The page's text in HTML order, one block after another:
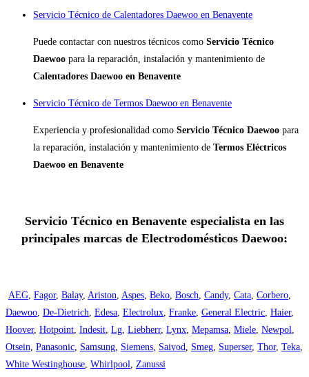
Servicio Técnico de Calentadores Daewoo en Benavente
Puede contactar con nuestros técnicos como Servicio Técnico
Daewoo para la reparación, instalación y mantenimiento de
Calentadores Daewoo en Benavente
Servicio Técnico de Termos Daewoo en Benavente
Experiencia y profesionalidad como Servicio Técnico Daewoo para
la reparación, instalación y mantenimiento de Termos Eléctricos
Daewoo en Benavente
Servicio Técnico en Benavente especialista en las
principales marcas de Electrodomésticos Daewoo:
AEG, Fagor, Balay, Ariston, Aspes, Beko, Bosch, Candy, Cata, Corbero,
Daewoo, De-Dietrich, Edesa, Electrolux, Franke, General Electric, Haier,
Hoover, Hotpoint, Indesit, Lg, Liebherr, Lynx, Mepamsa, Miele, Newpol,
Otsein, Panasonic, Samsung, Siemens, Saivod, Smeg, Superser, Thor, Teka,
White Westinghouse, Whirlpool, Zanussi